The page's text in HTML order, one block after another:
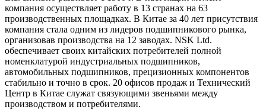
компания осуществляет работу в 13 странах на 63
производственных площадках. В Китае за 40 лет присутствия
компания стала одним из лидеров подшипникового рынка,
организовав производства на 12 заводах. NSK Ltd.
обеспечивает своих китайских потребителей полной
номенклатурой индустриальных подшипников,
автомобильных подшипников, прецизионных компонентов
стабильно и точно в срок. 20 офисов продаж и Технический
Центр в Китае служат связующими звеньями между
производством и потребителями.